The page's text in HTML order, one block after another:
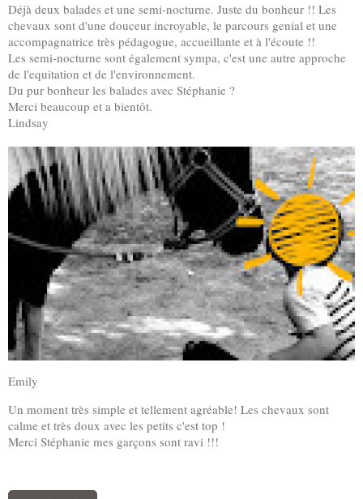
Déjà deux balades et une semi-nocturne. Juste du bonheur !! Les
chevaux sont d'une douceur incroyable, le parcours genial et une
accompagnatrice très pédagogue, accueillante et à l'écoute !!
Les semi-nocturne sont également sympa, c'est une autre approche
de l'equitation et de l'environnement.
Du pur bonheur les balades avec Stéphanie ?
Merci beaucoup et a bientôt.
Lindsay
Emily
Un moment très simple et tellement agréable! Les chevaux sont
calme et très doux avec les petits c'est top !
Merci Stéphanie mes garçons sont ravi !!!